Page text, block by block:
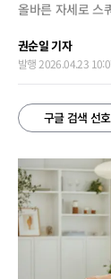
올바른 자세로 스
권순일 기자
발행 2026.04.23
구글 검색 선